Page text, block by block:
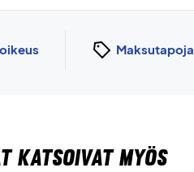
Maksutapoja
KATSOIVAT MYÖS